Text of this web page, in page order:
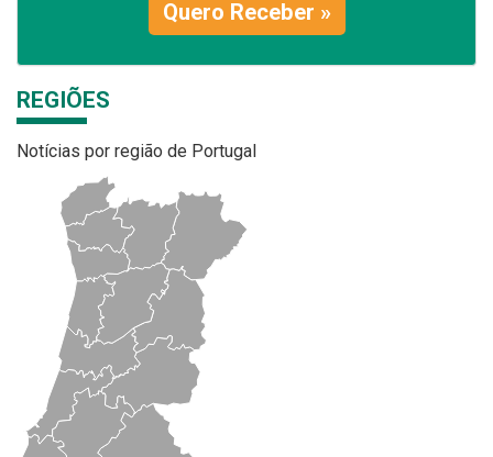
Quero Receber »
REGIÕES
Notícias por região de Portugal